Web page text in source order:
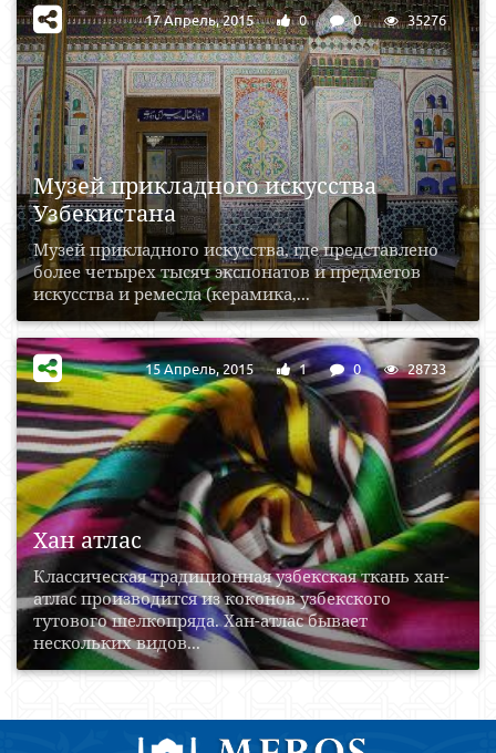
Музей прикладного искусства
Узбекистана
Музей прикладного искусства, где представлено
более четырех тысяч экспонатов и предметов
искусства и ремесла (керамика,...
17 Апрель, 2015 0 0 35276
Хан атлас
Классическая традиционная узбекская ткань хан-
атлас производится из коконов узбекского
тутового шелкопряда. Хан-атлас бывает
нескольких видов...
15 Апрель, 2015 1 0 28733